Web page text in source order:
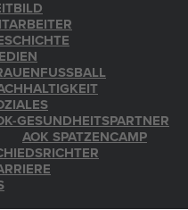
GESUNDHEITSPARTNER
AOK SPATZENCAMP